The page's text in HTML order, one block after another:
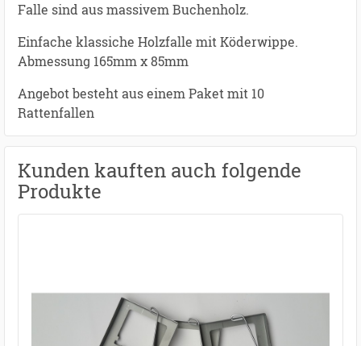
Falle sind aus massivem Buchenholz.
Einfache klassiche Holzfalle mit Köderwippe.
Abmessung 165mm x 85mm
Angebot besteht aus einem Paket mit 10
Rattenfallen
Kunden kauften auch folgende
Produkte